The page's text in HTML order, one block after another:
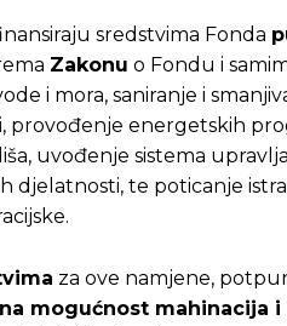
sredstvima Fonda
Zakonu o Fondu i
i mora, saniranje i
provođenje energetskih
uvođenje sistema
te poticanje
za ove namjene,
mogućnost mahinacija